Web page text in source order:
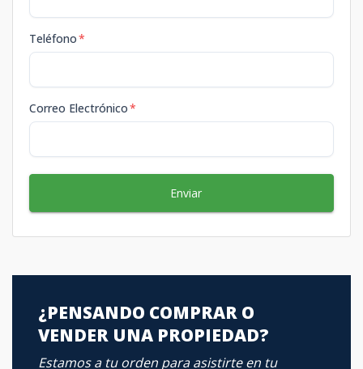
Teléfono*
Correo Electrónico*
Enviar
¿PENSANDO COMPRAR O
VENDER UNA PROPIEDAD?
Estamos a tu orden para asistirte en tu